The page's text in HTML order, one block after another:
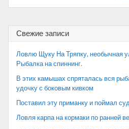
Свежие записи
Ловлю Щуку На Тряпку, необычная
Рыбалка на спиннинг.
В этих камышах спряталась вся
удочку с боковым кивком
Поставил эту приманку и поймал
Ловля карпа на кормаки по ранней